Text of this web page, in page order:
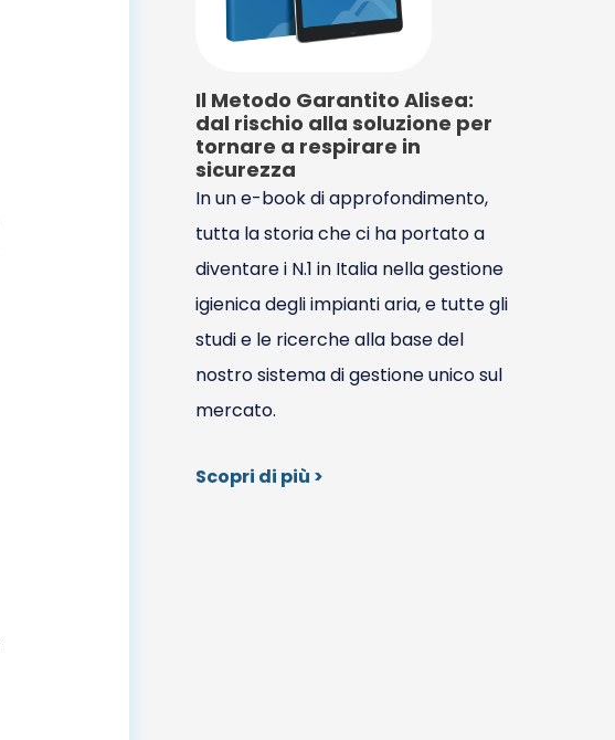
Il Metodo Garantito Alisea:
dal rischio alla soluzione per
tornare a respirare in
sicurezza
In un e-book di approfondimento,
tutta la storia che ci ha portato a
diventare i N.1 in Italia nella gestione
igienica degli impianti aria, e tutte gli
studi e le ricerche alla base del
nostro sistema di gestione unico sul
mercato.
Scopri di più >